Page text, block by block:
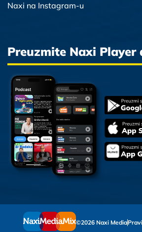
Naxi na Instagram-u
Preuzmite Naxi Player
©2026 Naxi Media